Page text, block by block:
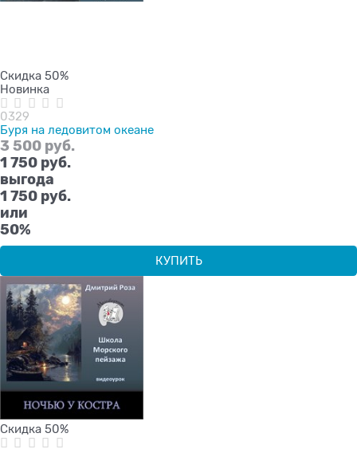
Скидка 50%
Новинка
0329
Буря на ледовитом океане
3 500 руб.
1 750 руб.
выгода
1 750 руб.
или
50%
КУПИТЬ
Скидка 50%